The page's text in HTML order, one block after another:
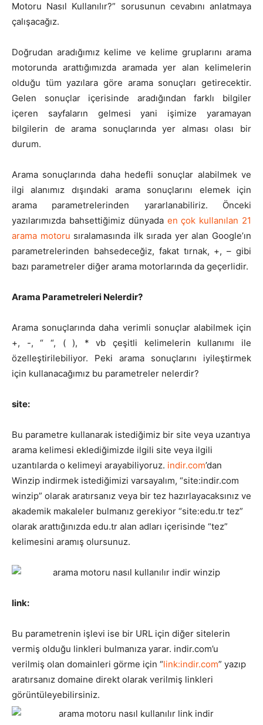
SEM,
Tasarım,
Motoru Nasıl Kullanılır?” sorusunun cevabını anlatmaya
çalışacağız.
Doğrudan aradığımız kelime ve kelime gruplarını arama
motorunda arattığımızda aramada yer alan kelimelerin
olduğu tüm yazılara göre arama sonuçları getirecektir.
Gelen sonuçlar içerisinde aradığından farklı bilgiler
içeren sayfaların gelmesi yani işimize yaramayan
bilgilerin de arama sonuçlarında yer alması olası bir
durum.
Arama sonuçlarında daha hedefli sonuçlar alabilmek ve
ilgi alanımız dışındaki arama sonuçlarını elemek için
arama parametrelerinden yararlanabiliriz. Önceki
yazılarımızda bahsettiğimiz dünyada en çok kullanılan 21
arama motoru sıralamasında ilk sırada yer alan Google’ın
parametrelerinden bahsedeceğiz, fakat tırnak, +, – gibi
bazı parametreler diğer arama motorlarında da geçerlidir.
Arama Parametreleri Nelerdir?
Arama sonuçlarında daha verimli sonuçlar alabilmek için
+, -, “ “, ( ), * vb çeşitli kelimelerin kullanımı ile
özelleştirilebiliyor. Peki arama sonuçlarını iyileştirmek
için kullanacağımız bu parametreler nelerdir?
site:
Bu parametre kullanarak istediğimiz bir site veya uzantıya
arama kelimesi eklediğimizde ilgili site veya ilgili
uzantılarda o kelimeyi arayabiliyoruz. indir.com’dan
Winzip indirmek istediğimizi varsayalım, “site:indir.com
winzip” olarak aratırsanız veya bir tez hazırlayacaksınız ve
akademik makaleler bulmanız gerekiyor “site:edu.tr tez”
olarak arattığınızda edu.tr alan adları içerisinde “tez”
kelimesini aramış olursunuz.
link:
Bu parametrenin işlevi ise bir URL için diğer sitelerin
vermiş olduğu linkleri bulmanıza yarar. indir.com’u
verilmiş olan domainleri görme için “link:indir.com” yazıp
aratırsanız domaine direkt olarak verilmiş linkleri
görüntüleyebilirsiniz.